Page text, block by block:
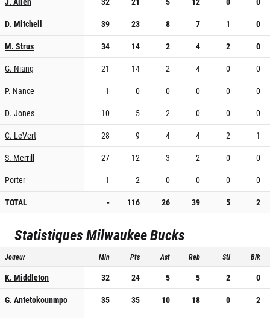
D. Mitchell
39 23 8 7 1
0
M. Strus
34 14 2 4 2
0
G. Niang
21 14 2 4 0
0
P. Nance
1 0 0 0 0
0
D. Jones
10 5 2 0 0
0
C. LeVert
28 9 4 4 2
1
S. Merrill
27 12 3 2 0
0
Porter
1 2 0 0 0
0
TOTAL
- 116 26 39 5 2
StatistiquesMilwaukee Bucks
Joueur Min Pts Ast Reb Stl Blk
K. Middleton 32 24 5 5 2
0
G. Antetokounmpo
35 35 10 18 0
2